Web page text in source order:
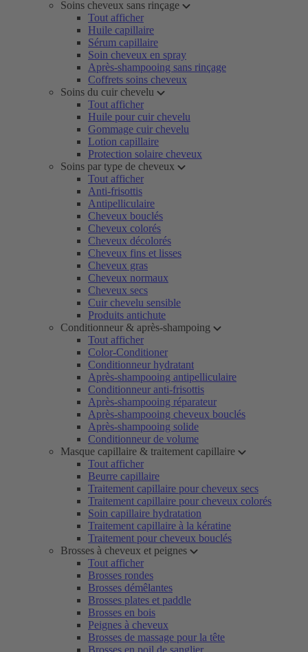
Soins cheveux sans rinçage
Tout afficher
Huile capillaire
Sérum capillaire
Soin cheveux en spray
Après-shampooing sans rinçage
Coffrets soins cheveux
Soins du cuir chevelu
Tout afficher
Huile pour cuir chevelu
Gommage cuir chevelu
Lotion capillaire
Protection solaire cheveux
Soins par type de cheveux
Tout afficher
Anti-frisottis
Antipelliculaire
Cheveux bouclés
Cheveux colorés
Cheveux décolorés
Cheveux fins et lisses
Cheveux gras
Cheveux normaux
Cheveux secs
Cuir chevelu sensible
Produits antichute
Conditionneur & après-shampoing
Tout afficher
Color-Conditioner
Conditionneur hydratant
Après-shampooing antipelliculaire
Conditionneur anti-frisottis
Après-shampooing réparateur
Après-shampooing cheveux bouclés
Après-shampooing solide
Conditionneur de volume
Masque capillaire & traitement capillaire
Tout afficher
Beurre capillaire
Traitement capillaire pour cheveux secs
Traitement capillaire pour cheveux colorés
Soin capillaire hydratation
Traitement capillaire à la kératine
Traitement pour cheveux bouclés
Brosses à cheveux et peignes
Tout afficher
Brosses rondes
Brosses démêlantes
Brosses plates et paddle
Brosses en bois
Peignes à cheveux
Brosses de massage pour la tête
Brosses en poil de sanglier